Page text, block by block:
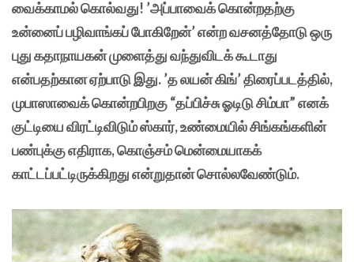
வைக்காமல் கொல்வது! ’அப்பாவைக் கொன்றதற்கு
உன்னைப் பழிவாங்கப் போகிறேன்’ என்ற வசனத்தோடு ஒரு
புது கதாநாயகன் முளைத்து வந்துவிடக் கூடாது
என்பதற்கான ஏற்பாடு இது. ’த லயன் கிங்’ திரைப்படத்தில்,
முபாஸாவைக் கொன்றபிறகு “தப்பிச்சு ஓடிடு சிம்பா” எனக்
குட்டியை விரட்டிவிடும் ஸ்கார், உண்மையில் சிங்கங்களின்
பண்புக்கு எதிராக, கொஞ்சம் மென்மையாகக்
காட்டப்பட்டிருக்கிறது என்றுதான் சொல்லவேண்டும்.